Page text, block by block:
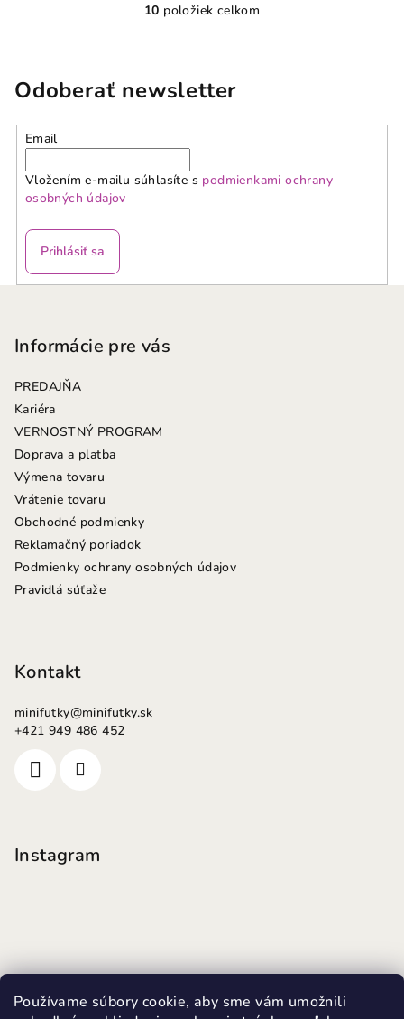
Používame súbory cookie, aby sme vám umožnili
O
á
d
a
e
y
10 položiek celkom
Odoberať newsletter
Email
Vložením e-mailu súhlasíte s podmienkami ochrany
osobných údajov
Prihlásiť sa
Informácie pre vás
PREDAJŇA
Kariéra
VERNOSTNÝ PROGRAM
Doprava a platba
Výmena tovaru
Vrátenie tovaru
Obchodné podmienky
Reklamačný poriadok
Podmienky ochrany osobných údajov
Pravidlá súťaže
Kontakt
minifutky@minifutky.sk
+421 949 486 452
Instagram